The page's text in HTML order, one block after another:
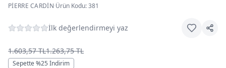
Çocuk
Fantazi
Büyük
Beden
PIERRE CARDIN·Ürün Kodu:381
İlk değerlendirmeyi yaz
1.603,57 TL1.263,75 TL
Sepette %25 İndirim